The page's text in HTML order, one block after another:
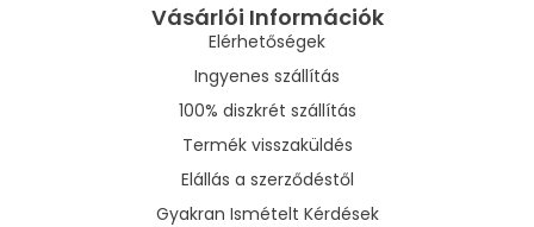
Vásárlói Információk
Elérhetőségek
Ingyenes szállítás
100% diszkrét szállítás
Termék visszaküldés
Elállás a szerződéstől
Gyakran Ismételt Kérdések